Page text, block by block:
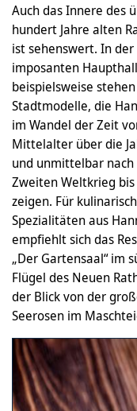
Auch das Innere des
hundert Jahre alten
ist sehenswert. In der
imposanten
beispielsweise
Stadtmodelle, die
im Wandel der Zeit
Mittelalter über die
und unmittelbar nach
Zweiten Weltkrieg
zeigen. Für
Spezialitäten aus
empfiehlt sich das
„Der Gartensaal“ im
Flügel des Neuen
der Blick von der
Seerosen im